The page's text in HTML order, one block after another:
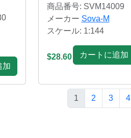
加
商品番号: SVM14009
メーカー Sova-M
スケール: 1:144
$28.60 カートに追加
1 2 3 4